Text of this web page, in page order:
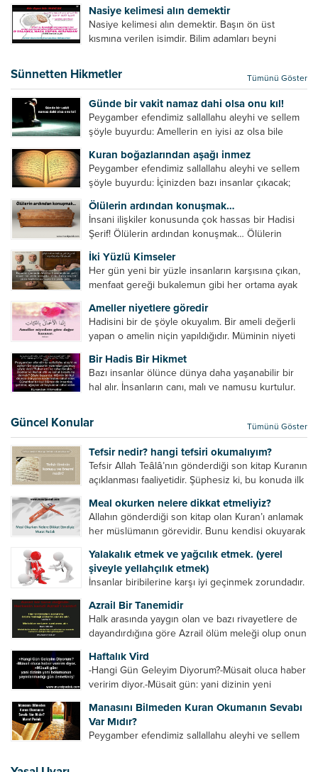
âyetlere baksın. Hayatı özetler misin sorusuna
verilebilecek en kısa ve bir o...
Nasiye kelimesi alın demektir
Nasiye kelimesi alın demektir. Başın ön üst
kısmına verilen isimdir. Bilim adamları beyni
Beynin ön kısmında bulunan bölüme ön bellek
denir. Bu kısım insan vücudunda...
Sünnetten Hikmetler Tümünü Göster
Günde bir vakit namaz dahi olsa onu kıl!
Peygamber efendimiz sallallahu aleyhi ve sellem
şöyle buyurdu: Amellerin en iyisi az olsa bile
bir yere sahiptir. Namaz kul ile Allah arasındaki bir
toplantıdır....
Kuran boğazlarından aşağı inmez
Peygamber efendimiz sallallahu aleyhi ve sellem
şöyle buyurdu: İçinizden bazı insanlar çıkacak;
küçümseyeceksiniz. Onların oruçlarını görünce
kendi oruçlarınızı küçümseyeceksiniz. Onların
amellerini görünce kendi amellerinizi
küçümseyeceksiniz. ...
Ölülerin ardından konuşmak…
İnsani ilişkiler konusunda çok hassas bir Hadisi
Şerif! Ölülerin ardından konuşmak… Ölülerin
küfretmek, sövmek, onların günah ve kusurlarını
zikretmek ölüye zarar vermez, fayda da vermez....
İki Yüzlü Kimseler
Her gün yeni bir yüzle insanların karşısına çıkan,
menfaat gereği bukalemun gibi her ortama ayak
insan grubudur. Müminlerin yanında mümin gibi
duran,...
Ameller niyetlere göredir
Hadisini bir de şöyle okuyalım. Bir ameli değerli
yapan o amelin niçin yapıldığıdır. Müminin niyeti
namazın hiçbir değeri yoktur. Gösteriş için
okunan ezanın hiçbir...
Bir Hadis Bir Hikmet
Bazı insanlar ölünce dünya daha yaşanabilir bir
hal alır. İnsanların canı, malı ve namusu kurtulur.
kurtulur. Ağaçlar onun zulmünden kurtulur....
Güncel Konular Tümünü Göster
Tefsir nedir? hangi tefsiri okumalıyım?
Tefsir Allah Teâlâ’nın gönderdiği son kitap Kuranın
açıklanması faaliyetidir. Şüphesiz ki, bu konuda ilk
ayetleri peygamber efendimize soruyor. O da
bunları izah ediyor/tefsir ediyordu. “Biz sana...
Meal okurken nelere dikkat etmeliyiz?
Allahın gönderdiği son kitap olan Kuran’ı anlamak
her müslümanın görevidir. Bunu kendisi okuyarak
yollarla anlamaya çalışmalıdır. Meal nedir? Arapça
bir kelime olan meal;...
Yalakalık etmek ve yağcılık etmek. (yerel
şiveyle yellahçılık etmek)
İnsanlar biribilerine karşı iyi geçinmek zorundadır.
makam gücü, nesep gücü, maddi güç, fiziki güç)
diğer insanları ezebiliyor. Normal şartlarda elinde
bu güçler...
Azrail Bir Tanemidir
Halk arasında yaygın olan ve bazı rivayetlere de
dayandırdığına göre Azrail ölüm meleği olup onun
Azrail tek başına aynı anda binlerce insanın
canını...
Haftalık Vird
-Hangi Gün Geleyim Diyorum?-Müsait oluca haber
veririm diyor.-Müsait gün: yani dizinin yeni
efendinin Haftalık Virdi HAFTALIK VİRD Pazartesi
Günü Hangi VİRD var?20:00 Star TV –...
Manasını Bilmeden Kuran Okumanın Sevabı
Var Mıdır?
Peygamber efendimiz sallallahu aleyhi ve sellem